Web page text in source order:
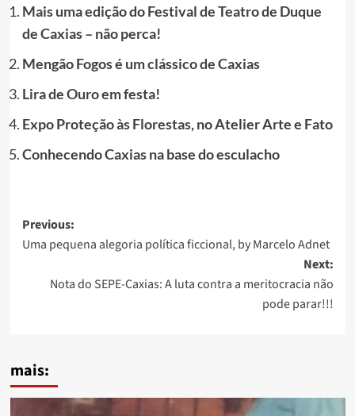
Mais uma edição do Festival de Teatro de Duque
de Caxias – não perca!
Mengão Fogos é um clássico de Caxias
Lira de Ouro em festa!
Expo Proteção às Florestas, no Atelier Arte e Fato
Conhecendo Caxias na base do esculacho
Post
navigation
Previous:
Uma pequena alegoria política ficcional, by Marcelo Adnet
Next:
Nota do SEPE-Caxias: A luta contra a meritocracia não
pode parar!!!
mais: